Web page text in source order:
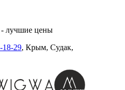
- лучшие цены
18-29, Крым, Судак,